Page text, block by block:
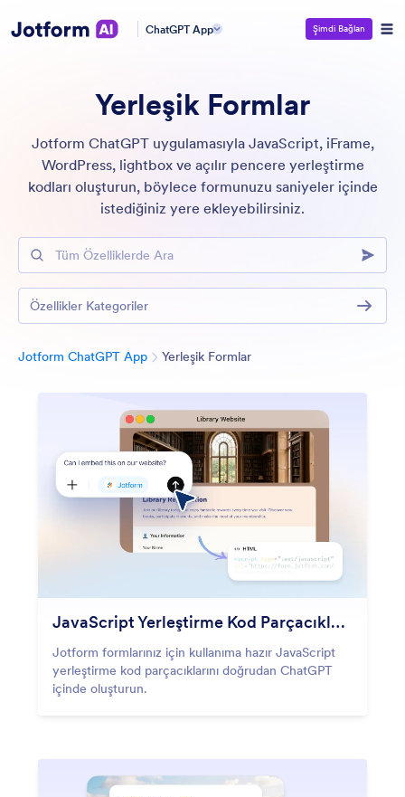
ChatGPT App Şimdi Bağlan
Yerleşik Formlar
Jotform ChatGPT uygulamasıyla JavaScript, iFrame,
WordPress, lightbox ve açılır pencere yerleştirme
kodları oluşturun, böylece formunuzu saniyeler içinde
istediğiniz yere ekleyebilirsiniz.
Tüm Özelliklerde Ara
Jotform ChatGPT App Yerleşik FormlarKategori
JavaScript Yerleştirme Kod Parçacıkları Oluştur
Jotform formlarınız için kullanıma hazır JavaScript
yerleştirme kod parçacıklarını doğrudan ChatGPT
içinde oluşturun.
Özellikler Kategoriler